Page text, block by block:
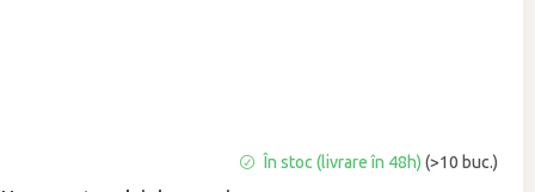
În stoc (livrare în 48h)(>10 buc.)